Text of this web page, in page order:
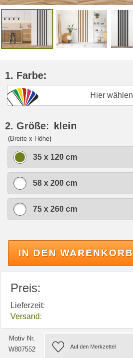
1. Farbe:
Hier wählen
2. Größe: klein
(Breite x Höhe)
35 x 120 cm
58 x 200 cm
75 x 260 cm
IN DEN WARENKORB
Preis:
Lieferzeit:
Versand:
Motiv Nr.
W807552